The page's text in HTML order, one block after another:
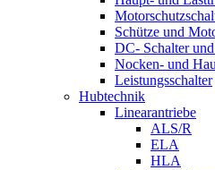
Schütze und
DC- Schalter
Nocken- und
Leistungsschalter
Hubtechnik
Linearantriebe
ALS/R
ELA
HLA